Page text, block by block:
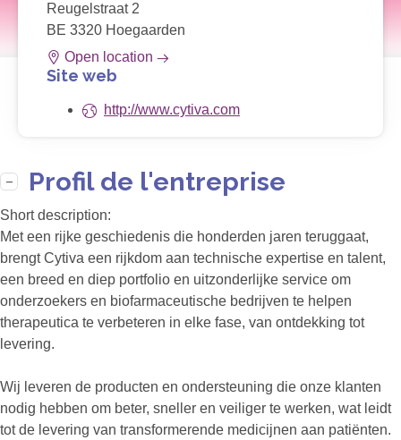
Reugelstraat 2
BE 3320 Hoegaarden
Open location
Site web
http://www.cytiva.com
Profil de l'entreprise
Short description:
Met een rijke geschiedenis die honderden jaren teruggaat,
brengt Cytiva een rijkdom aan technische expertise en talent,
een breed en diep portfolio en uitzonderlijke service om
onderzoekers en biofarmaceutische bedrijven te helpen
therapeutica te verbeteren in elke fase, van ontdekking tot
levering.
Wij leveren de producten en ondersteuning die onze klanten
nodig hebben om beter, sneller en veiliger te werken, wat leidt
tot de levering van transformerende medicijnen aan patiënten.